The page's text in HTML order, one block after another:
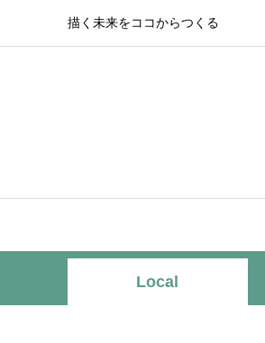
描く未来をココからつくる
Local